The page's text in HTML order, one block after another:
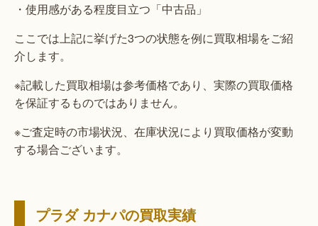
・使用感がある程度目立つ「中古品」
ここでは上記に挙げた3つの状態を例に買取相場をご紹
介します。
※記載した買取相場は参考価格であり、実際の買取価格
を保証するものではありません。
※ご査定時の市場状況、在庫状況により買取価格が変動
する場合ございます。
プラダ カナパの買取実績